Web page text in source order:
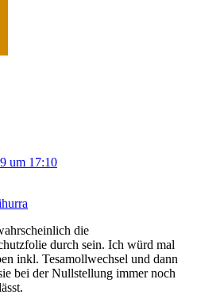
um 17:10
die
durch sein. Ich würd mal
inkl. Tesamollwechsel und dann
bei der Nullstellung immer noch